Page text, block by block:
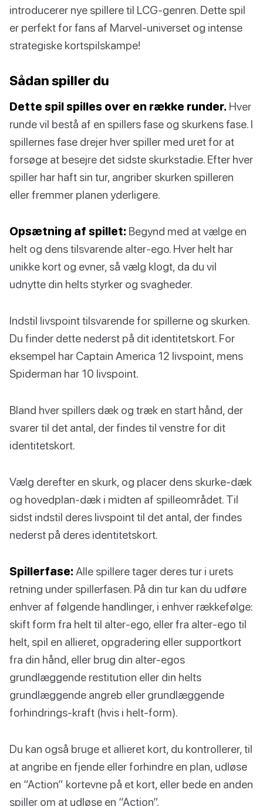
introducerer nye spillere til LCG-genren. Dette spil
er perfekt for fans af Marvel-universet og intense
strategiske kortspilskampe!
Sådan spiller du
Dette spil spilles over en række runder. Hver
runde vil bestå af en spillers fase og skurkens fase. I
spillernes fase drejer hver spiller med uret for at
forsøge at besejre det sidste skurkstadie. Efter hver
spiller har haft sin tur, angriber skurken spilleren
eller fremmer planen yderligere.
Opsætning af spillet: Begynd med at vælge en
helt og dens tilsvarende alter-ego. Hver helt har
unikke kort og evner, så vælg klogt, da du vil
udnytte din helts styrker og svagheder.
Indstil livspoint tilsvarende for spillerne og skurken.
Du finder dette nederst på dit identitetskort. For
eksempel har Captain America 12 livspoint, mens
Spiderman har 10 livspoint.
Bland hver spillers dæk og træk en start hånd, der
svarer til det antal, der findes til venstre for dit
identitetskort.
Vælg derefter en skurk, og placer dens skurke-dæk
og hovedplan-dæk i midten af spilleområdet. Til
sidst indstil deres livspoint til det antal, der findes
nederst på deres identitetskort.
Spillerfase: Alle spillere tager deres tur i urets
retning under spillerfasen. På din tur kan du udføre
enhver af følgende handlinger, i enhver rækkefølge:
skift form fra helt til alter-ego, eller fra alter-ego til
helt, spil en allieret, opgradering eller supportkort
fra din hånd, eller brug din alter-egos
grundlæggende restitution eller din helts
grundlæggende angreb eller grundlæggende
forhindrings-kraft (hvis i helt-form).
Du kan også bruge et allieret kort, du kontrollerer, til
at angribe en fjende eller forhindre en plan, udløse
en “Action” kortevne på et kort, eller bede en anden
spiller om at udløse en “Action”.